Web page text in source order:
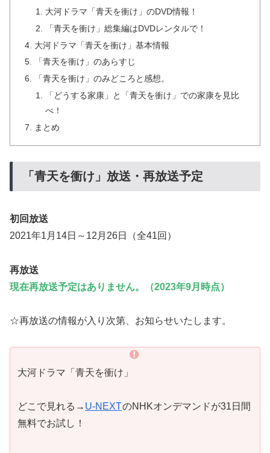
大河ドラマ「青天を衝け」のDVD情報！
「青天を衝け」総集編はDVDレンタルで！
大河ドラマ「青天を衝け」基本情報
「青天を衝け」のあらすじ
「青天を衝け」のみどころと感想。
「どうする家康」と「青天を衝け」での家康を見比
べ！
まとめ
「青天を衝け」放送・再放送予定
初回放送
2021年1月14日～12月26日（全41回）
再放送
現在再放送予定はありません。（2023年9月時点）
☆再放送の情報が入り次第、お知らせいたします。
大河ドラマ「青天を衝け」
どこで見れる→ U-NEXTのNHKオンデマンドが31日間
無料でお試し！